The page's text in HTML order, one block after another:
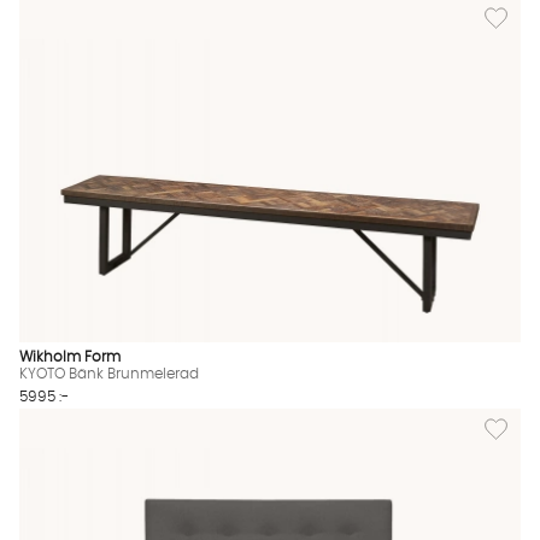
Lägg
Wikholm Form
KYOTO Bänk Brunmelerad
5995 :-
Lägg